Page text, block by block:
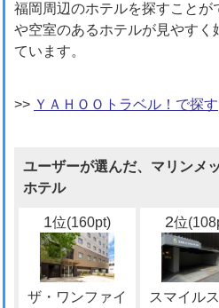
福岡周辺のホテルを探すことが
や空室のあるホテルが見やすく
ています。
>> ＹＡＨＯＯトラベル！で探す
ユーザーが選んだ、マリンメ
ホテル
1位(160pt)
ザ・ワンファイ
2位
スマイル